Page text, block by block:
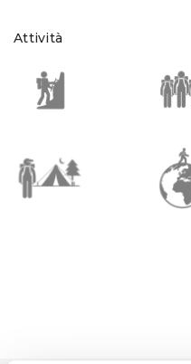
Attività